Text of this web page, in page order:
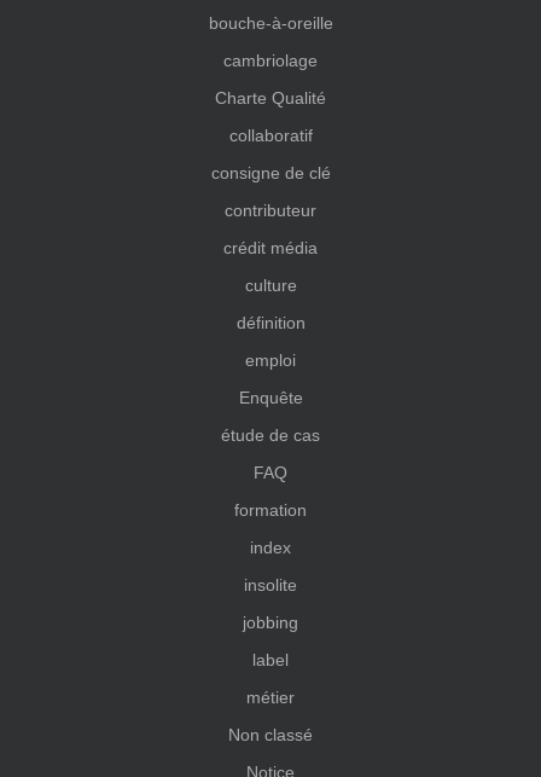
bouche-à-oreille
cambriolage
Charte Qualité
collaboratif
consigne de clé
contributeur
crédit média
culture
définition
emploi
Enquête
étude de cas
FAQ
formation
index
insolite
jobbing
label
métier
Non classé
Notice